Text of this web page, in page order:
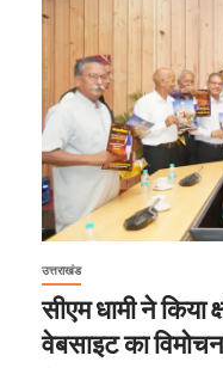
उत्तराखंड
सीएम धामी ने किया
वेबसाइट का विमोचन